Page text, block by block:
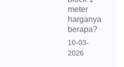
meter
harganya
berapa?
10-03-
2026